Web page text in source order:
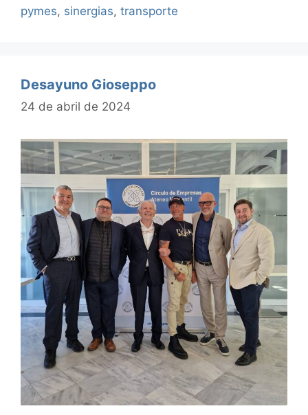
pymes, sinergias, transporte
Desayuno Gioseppo
24 de abril de 2024